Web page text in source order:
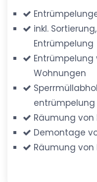
inkl.
Entrümpelung
Entrümpelung
Wohnungen
entrümpelung
Räumung von
Demontage
Räumung